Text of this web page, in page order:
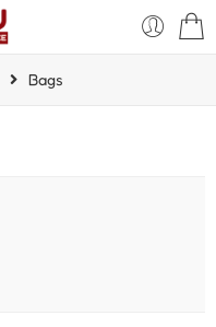
Bags